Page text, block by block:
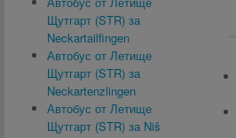
Щутгарт (STR) за
Neckartailfingen
Автобус от Летище
Щутгарт (STR) за
Neckartenzlingen
Автобус от Летище
Щутгарт (STR) за Niš